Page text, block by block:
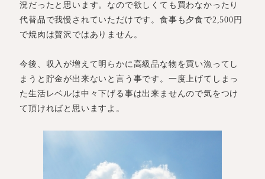
況だったと思います。なので欲しくても買わなかったり
代替品で我慢されていただけです。食事も夕食で2,500円
で焼肉は贅沢ではありません。
今後、収入が増えて明らかに高級品な物を買い漁ってし
まうと貯金が出来ないと言う事です。一度上げてしまっ
た生活レベルは中々下げる事は出来ませんので気をつけ
て頂ければと思いますよ。